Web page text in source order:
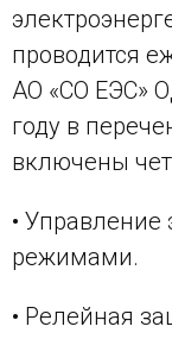
проводится
АО «СО ЕЭС»
году в
включены
• Управление
режимами.
• Релейная